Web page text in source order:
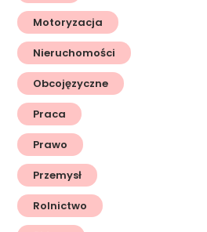
Motoryzacja
Nieruchomości
Obcojęzyczne
Praca
Prawo
Przemysł
Rolnictwo